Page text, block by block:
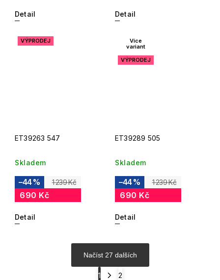
Detail Detail
VÝPRODEJ
ET39263 547
Skladem
1 239 Kč
–44 %
690 Kč
Detail
Více
variant
VÝPRODEJ
ET39289 505
Skladem
1 239 Kč
–44 %
690 Kč
Detail
Načíst 27 dalších
1 2